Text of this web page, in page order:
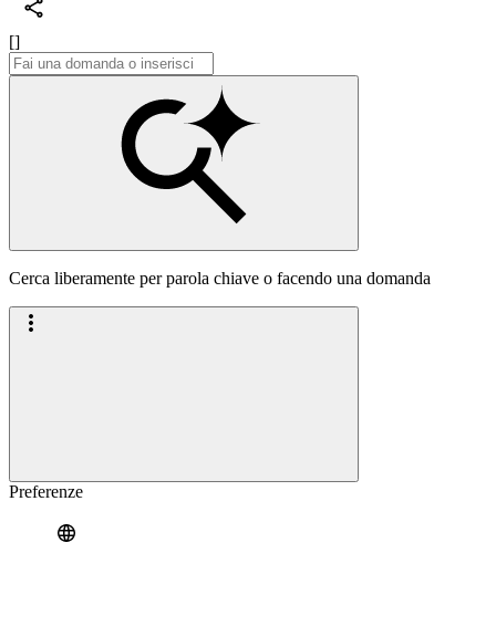
[]
Cerca liberamente per parola chiave o facendo una domanda
Preferenze